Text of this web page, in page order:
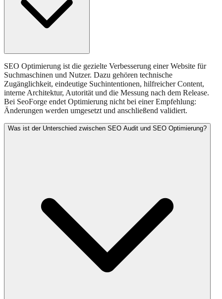
SEO Optimierung ist die gezielte Verbesserung einer Website für
Suchmaschinen und Nutzer. Dazu gehören technische
Zugänglichkeit, eindeutige Suchintentionen, hilfreicher Content,
interne Architektur, Autorität und die Messung nach dem Release.
Bei SeoForge endet Optimierung nicht bei einer Empfehlung:
Änderungen werden umgesetzt und anschließend validiert.
Was ist der Unterschied zwischen SEO Audit und SEO Optimierung?